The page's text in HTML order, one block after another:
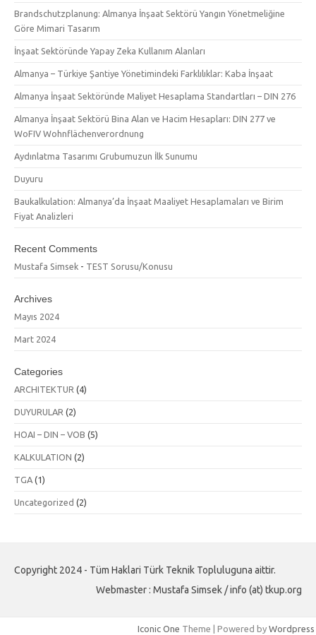
Brandschutzplanung: Almanya İnşaat Sektörü Yangın Yönetmeliğine
Göre Mimari Tasarım
İnşaat Sektöründe Yapay Zeka Kullanım Alanları
Almanya – Türkiye Şantiye Yönetimindeki Farklılıklar: Kaba İnşaat
Almanya İnşaat Sektöründe Maliyet Hesaplama Standartları – DIN 276
Almanya İnşaat Sektörü Bina Alan ve Hacim Hesapları: DIN 277 ve
WoFIV Wohnflächenverordnung
Aydınlatma Tasarımı Grubumuzun İlk Sunumu
Duyuru
Baukalkulation: Almanya’da İnşaat Maaliyet Hesaplamaları ve Birim
Fiyat Analizleri
Recent Comments
Mustafa Simsek - TEST Sorusu/Konusu
Archives
Mayıs 2024
Mart 2024
Categories
ARCHITEKTUR (4)
DUYURULAR (2)
HOAI – DIN – VOB (5)
KALKULATION (2)
TGA (1)
Uncategorized (2)
Copyright 2024 - Tüm Haklari Türk Teknik Topluluguna aittir.
Webmaster : Mustafa Simsek / info (at) tkup.org
Iconic One Theme | Powered by Wordpress